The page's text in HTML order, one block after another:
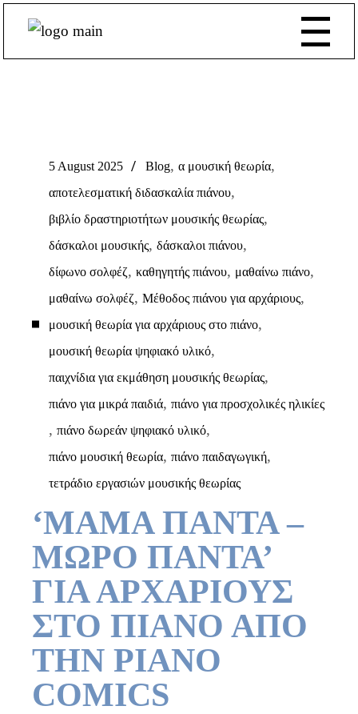
5 August 2025 Blog,α μουσική θεωρία,
αποτελεσματική διδασκαλία πιάνου,
βιβλίο δραστηριοτήτων μουσικής θεωρίας,
δάσκαλοι μουσικής,δάσκαλοι πιάνου,
δίφωνο σολφέζ,καθηγητής πιάνου, μαθαίνω πιάνο,
μαθαίνω σολφέζ,Μέθοδος πιάνου για αρχάριους,
μουσική θεωρία για αρχάριους στο πιάνο,
μουσική θεωρία ψηφιακό υλικό,
παιχνίδια για εκμάθηση μουσικής θεωρίας,
πιάνο για μικρά παιδιά,πιάνο για προσχολικές ηλικίες
,πιάνο δωρεάν ψηφιακό υλικό,
πιάνο μουσική θεωρία,πιάνο παιδαγωγική,
τετράδιο εργασιών μουσικής θεωρίας
‘ΜΑΜΑ ΠΑΝΤΑ –
ΜΩΡΟ ΠΑΝΤΑ’
ΓΙΑ ΑΡΧΑΡΙΟΥΣ
ΣΤΟ ΠΙΑΝΟ ΑΠΟ
ΤΗΝ PIANO
COMICS